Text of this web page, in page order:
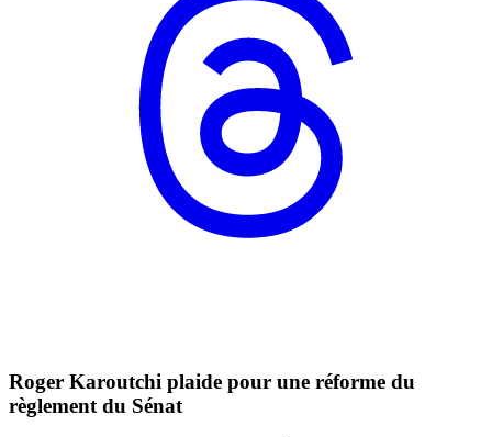
Roger Karoutchi plaide pour une réforme du
règlement du Sénat